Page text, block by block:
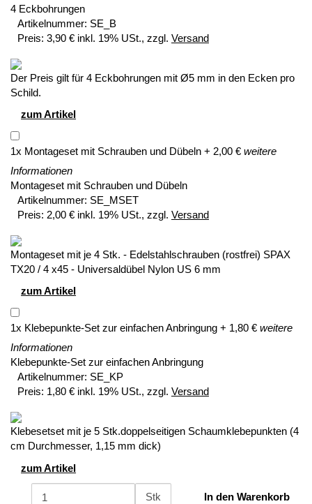
4 Eckbohrungen
Artikelnummer: SE_B
Preis: 3,90 € inkl. 19% USt., zzgl. Versand
Der Preis gilt für 4 Eckbohrungen mit Ø5 mm in den Ecken pro
Schild.
zum Artikel
1x Montageset mit Schrauben und Dübeln + 2,00 € weitere
Informationen
Montageset mit Schrauben und Dübeln
Artikelnummer: SE_MSET
Preis: 2,00 € inkl. 19% USt., zzgl. Versand
Montageset mit je 4 Stk. - Edelstahlschrauben (rostfrei) SPAX
TX20 / 4 x45 - Universaldübel Nylon US 6 mm
zum Artikel
1x Klebepunkte-Set zur einfachen Anbringung + 1,80 € weitere
Informationen
Klebepunkte-Set zur einfachen Anbringung
Artikelnummer: SE_KP
Preis: 1,80 € inkl. 19% USt., zzgl. Versand
Klebesetset mit je 5 Stk.doppelseitigen Schaumklebepunkten (4
cm Durchmesser, 1,15 mm dick)
zum Artikel
Stk In den Warenkorb